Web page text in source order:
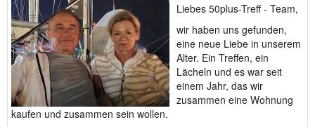
Liebes 50plus-Treff - Team,
wir haben uns gefunden,
eine neue Liebe in unserem
Alter. Ein Treffen, ein
Lächeln und es war seit
einem Jahr, das wir
zusammen eine Wohnung
kaufen und zusammen sein wollen.